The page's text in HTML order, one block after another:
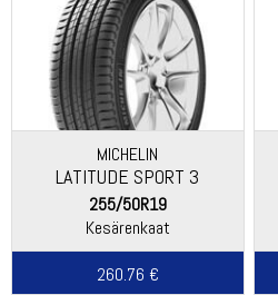
MICHELIN
LATITUDE SPORT 3
255/50R19
Kesärenkaat
260.76 €